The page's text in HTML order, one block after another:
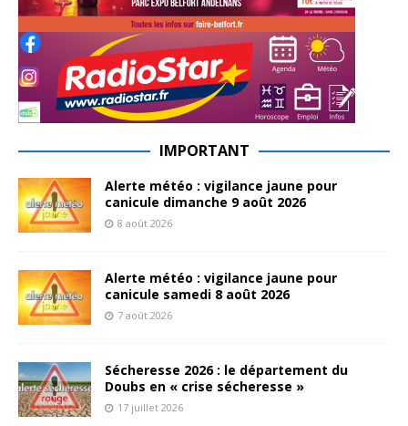
IMPORTANT
Alerte météo : vigilance jaune pour
canicule dimanche 9 août 2026
8 août 2026
Alerte météo : vigilance jaune pour
canicule samedi 8 août 2026
7 août 2026
Sécheresse 2026 : le département du
Doubs en « crise sécheresse »
17 juillet 2026